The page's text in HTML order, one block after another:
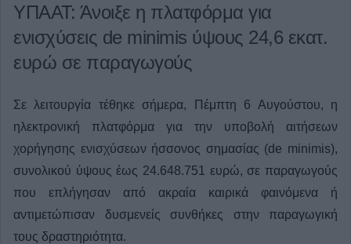
ΥΠΑΑΤ: Άνοιξε η πλατφόρμα για
ενισχύσεις de minimis ύψους 24,6 εκατ.
ευρώ σε παραγωγούς
Σε λειτουργία τέθηκε σήμερα, Πέμπτη 6 Αυγούστου, η
ηλεκτρονική πλατφόρμα για την υποβολή αιτήσεων
χορήγησης ενισχύσεων ήσσονος σημασίας (de minimis),
συνολικού ύψους έως 24.648.751 ευρώ, σε παραγωγούς
που επλήγησαν από ακραία καιρικά φαινόμενα ή
αντιμετώπισαν δυσμενείς συνθήκες στην παραγωγική
τους δραστηριότητα.